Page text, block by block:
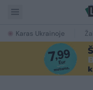
Karas Ukrainoje